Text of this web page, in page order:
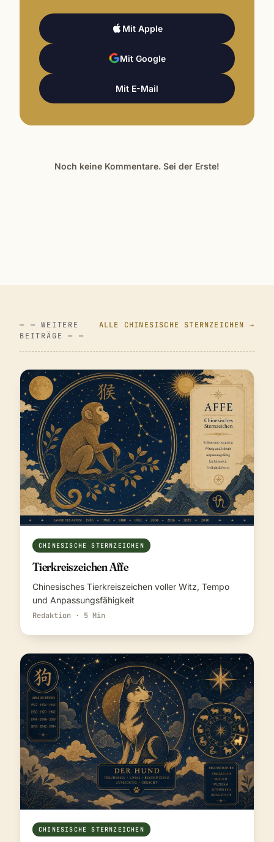
Mit Apple
Mit Google
Mit E-Mail
Noch keine Kommentare. Sei der Erste!
— — WEITERE
BEITRÄGE — —
ALLE CHINESISCHE STERNZEICHEN →
CHINESISCHE STERNZEICHEN
Tierkreiszeichen Affe
Chinesisches Tierkreiszeichen voller Witz, Tempo
und Anpassungsfähigkeit
Redaktion · 5 Min
CHINESISCHE STERNZEICHEN